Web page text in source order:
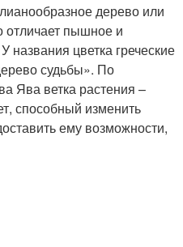
дерево или
отличает пышное и
названия цветка греческие
судьбы». По
Ява ветка растения –
способный изменить
ему возможности,